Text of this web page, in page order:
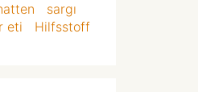
sargı
eti
Hilfsstoff